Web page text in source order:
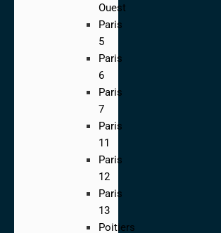
Ouest
Paris
5
Paris
6
Paris
7
Paris
11
Paris
12
Paris
13
Poitiers